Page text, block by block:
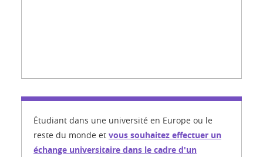
Étudiant dans une université en Europe ou le
reste du monde et vous souhaitez effectuer un
échange universitaire dans le cadre d'un